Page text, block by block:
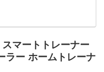
マートトレーナー
ラー ホームトレーナ